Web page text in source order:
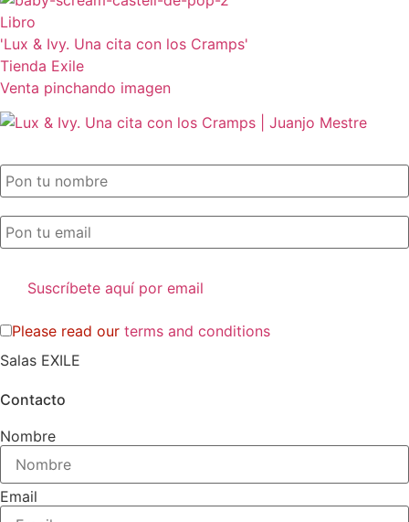
Libro
'Lux & Ivy. Una cita con los Cramps'
Tienda Exile
Venta pinchando imagen
Please read our terms and conditions
Salas EXILE
Contacto
Nombre
Email